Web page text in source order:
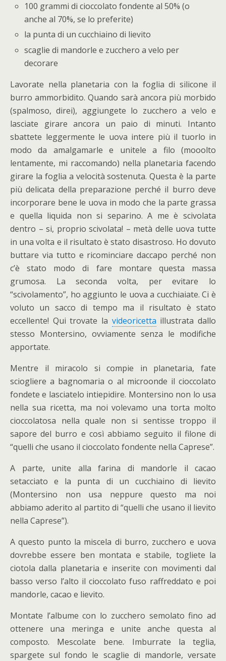
100 grammi di cioccolato fondente al 50% (o
anche al 70%, se lo preferite)
la punta di un cucchiaino di lievito
scaglie di mandorle e zucchero a velo per
decorare
Lavorate nella planetaria con la foglia di silicone il
burro ammorbidito. Quando sarà ancora più morbido
(spalmoso, direi), aggiungete lo zucchero a velo e
lasciate girare ancora un paio di minuti. Intanto
sbattete leggermente le uova intere più il tuorlo in
modo da amalgamarle e unitele a filo (mooolto
lentamente, mi raccomando) nella planetaria facendo
girare la foglia a velocità sostenuta. Questa è la parte
più delicata della preparazione perché il burro deve
incorporare bene le uova in modo che la parte grassa
e quella liquida non si separino. A me è scivolata
dentro – si, proprio scivolata! – metà delle uova tutte
in una volta e il risultato è stato disastroso. Ho dovuto
buttare via tutto e ricominciare daccapo perché non
c’è stato modo di fare montare questa massa
grumosa. La seconda volta, per evitare lo
“scivolamento”, ho aggiunto le uova a cucchiaiate. Ci è
voluto un sacco di tempo ma il risultato è stato
eccellente! Qui trovate la videoricetta illustrata dallo
stesso Montersino, ovviamente senza le modifiche
apportate.
Mentre il miracolo si compie in planetaria, fate
sciogliere a bagnomaria o al microonde il cioccolato
fondete e lasciatelo intiepidire. Montersino non lo usa
nella sua ricetta, ma noi volevamo una torta molto
cioccolatosa nella quale non si sentisse troppo il
sapore del burro e così abbiamo seguito il filone di
“quelli che usano il cioccolato fondente nella Caprese”.
A parte, unite alla farina di mandorle il cacao
setacciato e la punta di un cucchiaino di lievito
(Montersino non usa neppure questo ma noi
abbiamo aderito al partito di “quelli che usano il lievito
nella Caprese”).
A questo punto la miscela di burro, zucchero e uova
dovrebbe essere ben montata e stabile, togliete la
ciotola dalla planetaria e inserite con movimenti dal
basso verso l’alto il cioccolato fuso raffreddato e poi
mandorle, cacao e lievito.
Montate l’albume con lo zucchero semolato fino ad
ottenere una meringa e unite anche questa al
composto. Mescolate bene. Imburrate la teglia,
spargete sul fondo le scaglie di mandorle, versate